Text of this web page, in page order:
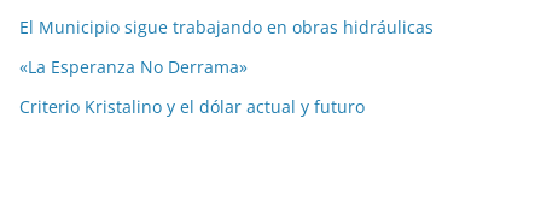
El Municipio sigue trabajando en obras hidráulicas
«La Esperanza No Derrama»
Criterio Kristalino y el dólar actual y futuro